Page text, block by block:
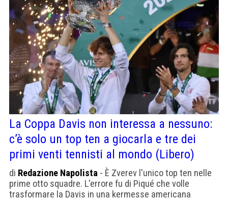
La Coppa Davis non interessa a nessuno:
c’è solo un top ten a giocarla e tre dei
primi venti tennisti al mondo (Libero)
di Redazione Napolista - È Zverev l'unico top ten nelle
prime otto squadre. L'errore fu di Piqué che volle
trasformare la Davis in una kermesse americana